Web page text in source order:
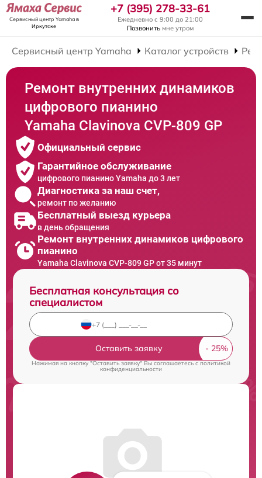
Сервисный центр Yamahaв
Иркутске
+7 (395) 278-33-61
Ежедневно с 9:00 до 21:00
Позвонить мне утром
Сервисный центр Yamaha Каталог устройств
Ремонт внутренних динамиков
цифрового пианино
Yamaha Clavinova CVP-809 GP
Официальный сервис
Гарантийное обслуживание
цифрового пианино Yamaha до 3 лет
Диагностика за наш счет,
ремонт по желанию
Бесплатный выезд курьера
в день обращения
Ремонт внутренних динамиков цифрового
пианино
Yamaha Clavinova CVP-809 GP от 35 минут
Бесплатная консультация со
специалистом
Оставить заявку
Нажимая на кнопку "Оставить заявку" Вы соглашаетесь cполитикой
конфиденциальности